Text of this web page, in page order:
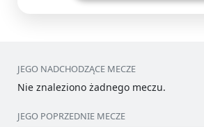
JEGO NADCHODZĄCE MECZE
Nie znaleziono żadnego meczu.
JEGO POPRZEDNIE MECZE